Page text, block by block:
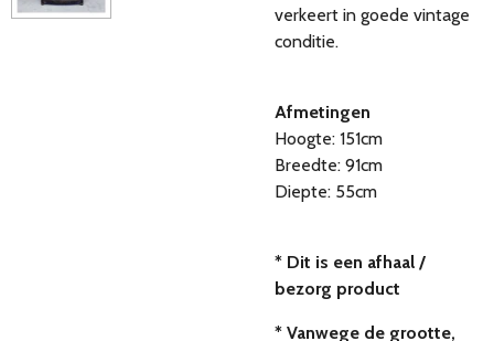
verkeert in goede vintage
conditie.
Afmetingen
Hoogte: 151cm
Breedte: 91cm
Diepte: 55cm
* Dit is een afhaal /
bezorg product
* Vanwege de grootte,